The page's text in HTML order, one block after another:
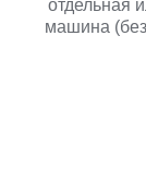
отдельная
машина